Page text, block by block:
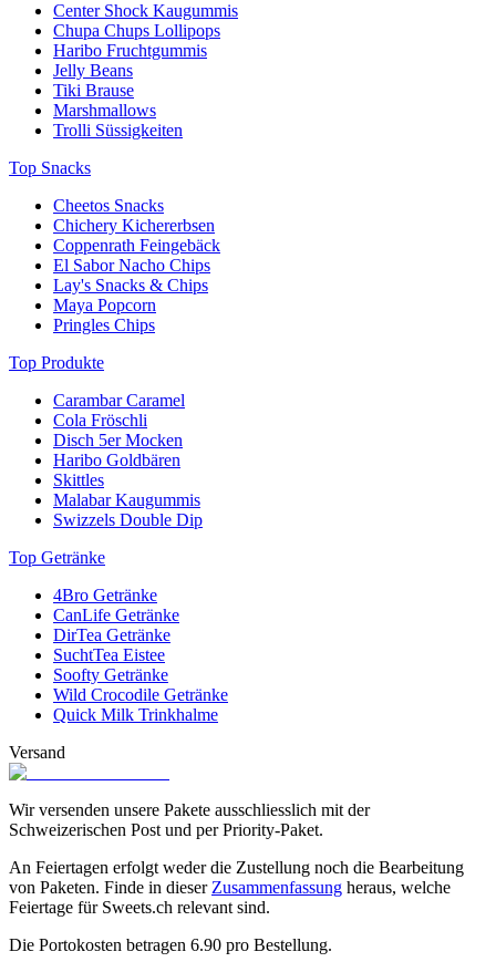
Center Shock Kaugummis
Chupa Chups Lollipops
Haribo Fruchtgummis
Jelly Beans
Tiki Brause
Marshmallows
Trolli Süssigkeiten
Top Snacks
Cheetos Snacks
Chichery Kichererbsen
Coppenrath Feingebäck
El Sabor Nacho Chips
Lay's Snacks & Chips
Maya Popcorn
Pringles Chips
Top Produkte
Carambar Caramel
Cola Fröschli
Disch 5er Mocken
Haribo Goldbären
Skittles
Malabar Kaugummis
Swizzels Double Dip
Top Getränke
4Bro Getränke
CanLife Getränke
DirTea Getränke
SuchtTea Eistee
Soofty Getränke
Wild Crocodile Getränke
Quick Milk Trinkhalme
Versand
Wir versenden unsere Pakete ausschliesslich mit der
Schweizerischen Post und per Priority-Paket.
An Feiertagen erfolgt weder die Zustellung noch die Bearbeitung
von Paketen. Finde in dieser Zusammenfassung heraus, welche
Feiertage für Sweets.ch relevant sind.
Die Portokosten betragen 6.90 pro Bestellung.